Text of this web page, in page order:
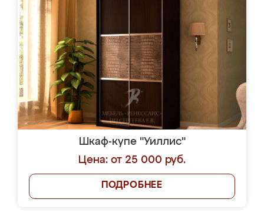
Шкаф-купе "Уиллис"
Цена: от 25 000 руб.
ПОДРОБНЕЕ